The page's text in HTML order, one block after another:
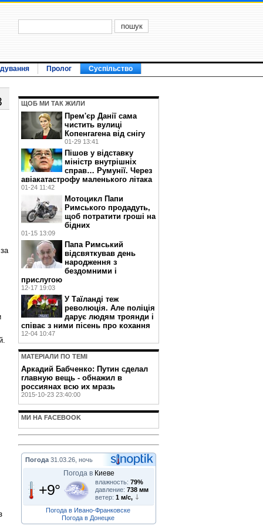
Пролог Суспільство
ЩОБ МИ ТАК ЖИЛИ
Прем'єр Данії сама
чистить вулиці
Копенгагена від снігу
01-29 13:41
Пішов у відставку
міністр внутрішніх
справ… Румунії. Через
авіакатастрофу маленького літака
01-24 11:42
Мотоцикл Папи
Римського продадуть,
щоб потратити гроші на
бідних
01-15 13:09
Папа Римський
відсвяткував день
народження з
бездомними і
прислугою
12-17 19:03
У Таїланді теж
революція. Але поліція
дарує людям троянди і
співає з ними пісень про кохання
12-04 10:47
МАТЕРIАЛИ ПО ТЕМI
Аркадий Бабченко: Путин сделал
главную вещь - обнажил в
россиянах всю их мразь
2015-10-23 23:40:00
МИ НА FACEBOOK
Погода 31.03.26, ночь
Погода в Киеве
+9° влажность: 79%
давление: 738 мм
ветер: 1 м/с,
Погода в Ивано-Франковске
Погода в Донецке